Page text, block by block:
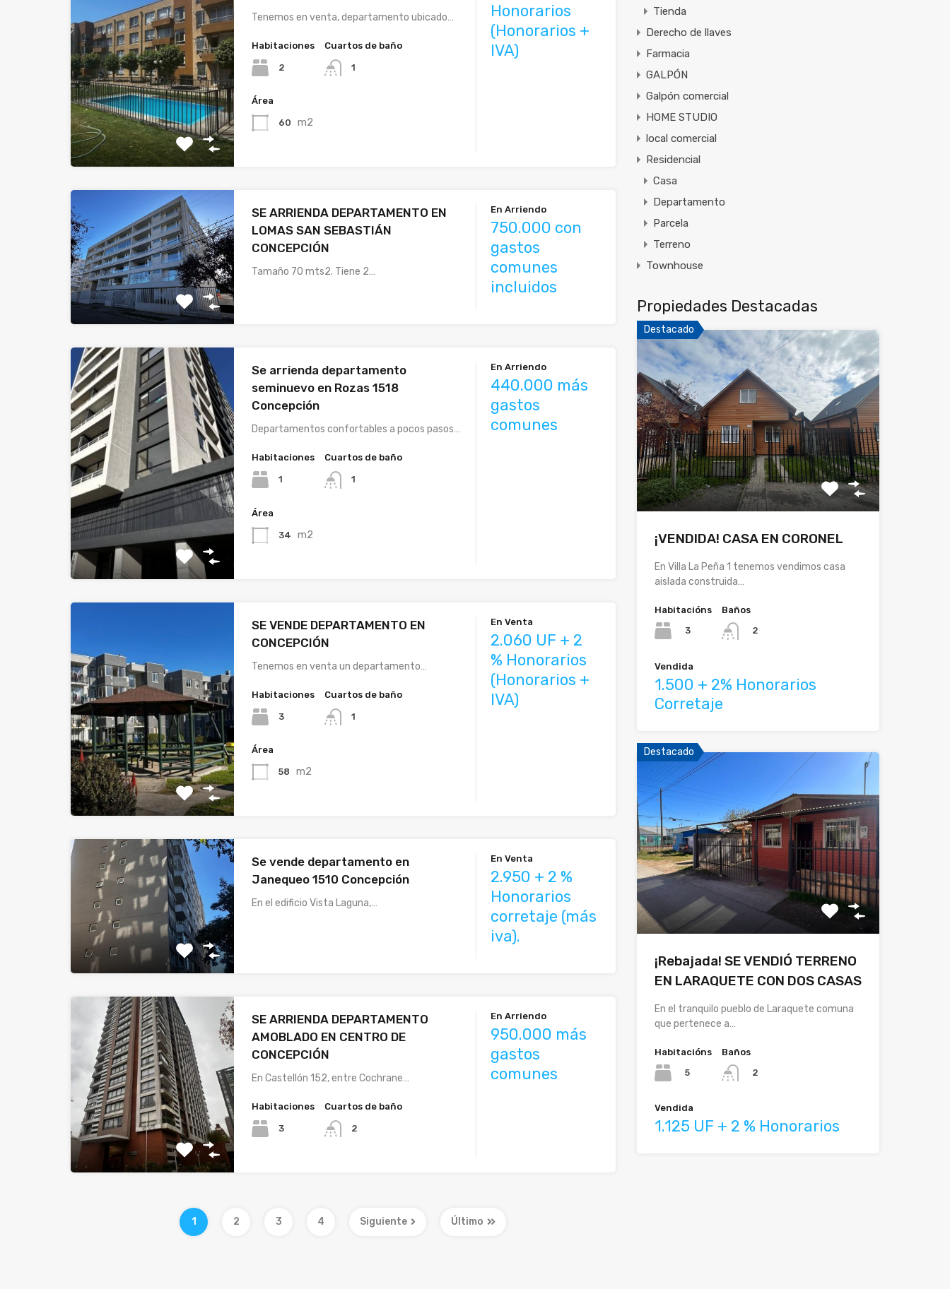
Tenemos en venta, departamento ubicado…
Habitaciones
2
Cuartos de baño
1
Área
60 m2
Honorarios
(Honorarios +
IVA)
SE ARRIENDA DEPARTAMENTO EN
LOMAS SAN SEBASTIÁN
CONCEPCIÓN
Tamaño 70 mts2. Tiene 2…
En Arriendo
750.000 con
gastos
comunes
incluidos
Se arrienda departamento
seminuevo en Rozas 1518
Concepción
Departamentos confortables a pocos pasos…
Habitaciones
1
Cuartos de baño
1
Área
34 m2
En Arriendo
440.000 más
gastos
comunes
SE VENDE DEPARTAMENTO EN
CONCEPCIÓN
Tenemos en venta un departamento…
Habitaciones
3
Cuartos de baño
1
Área
58 m2
En Venta
2.060 UF + 2
% Honorarios
(Honorarios +
IVA)
Se vende departamento en
Janequeo 1510 Concepción
En el edificio Vista Laguna,…
En Venta
2.950 + 2 %
Honorarios
corretaje (más
iva).
SE ARRIENDA DEPARTAMENTO
AMOBLADO EN CENTRO DE
CONCEPCIÓN
En Castellón 152, entre Cochrane…
Habitaciones
3
Cuartos de baño
2
En Arriendo
950.000 más
gastos
comunes
1 2 3 4 Siguiente Último
Tienda
Derecho de llaves
Farmacia
GALPÓN
Galpón comercial
HOME STUDIO
local comercial
Residencial
Casa
Departamento
Parcela
Terreno
Townhouse
Propiedades Destacadas
Destacado
¡VENDIDA! CASA EN CORONEL
En Villa La Peña 1 tenemos vendimos casa
aislada construida…
Habitacións
3
Baños
2
Vendida
1.500 + 2% Honorarios
Corretaje
Destacado
¡Rebajada! SE VENDIÓ TERRENO
EN LARAQUETE CON DOS CASAS
En el tranquilo pueblo de Laraquete comuna
que pertenece a…
Habitacións
5
Baños
2
Vendida
1.125 UF + 2 % Honorarios